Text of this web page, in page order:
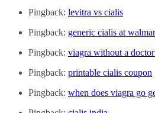
Pingback: levitra vs cialis
Pingback: generic cialis at
Pingback: viagra without a
Pingback: printable cialis coupon
Pingback: when does viagra go